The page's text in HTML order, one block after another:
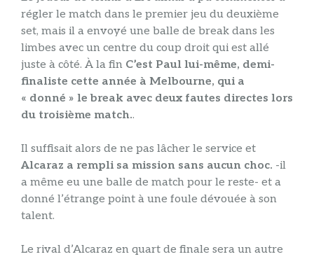
régler le match dans le premier jeu du deuxième
set, mais il a envoyé une balle de break dans les
limbes avec un centre du coup droit qui est allé
juste à côté. À la fin C’est Paul lui-même, demi-
finaliste cette année à Melbourne, qui a
« donné » le break avec deux fautes directes lors
du troisième match..
Il suffisait alors de ne pas lâcher le service et
Alcaraz a rempli sa mission sans aucun choc. -il
a même eu une balle de match pour le reste- et a
donné l’étrange point à une foule dévouée à son
talent.
Le rival d’Alcaraz en quart de finale sera un autre